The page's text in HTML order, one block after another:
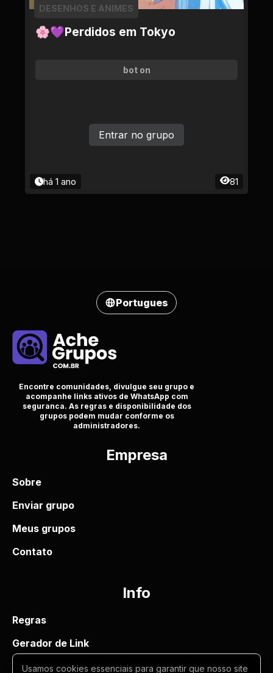
🌸💜Perdidos em Tokyo
DESENHOS E ANIMES
bot on
há 1 ano 81
Entrar no grupo
Portugues
Encontre comunidades, divulgue seu grupo e
acompanhe links ativos de WhatsApp com
seguranca. As regras e disponibilidade dos
grupos podem mudar conforme os
administradores.
Empresa
Sobre
Enviar grupo
Meus grupos
Contato
Info
Regras
Gerador de Link
Termos de uso
Usamos cookies essenciais para garantir que nosso site